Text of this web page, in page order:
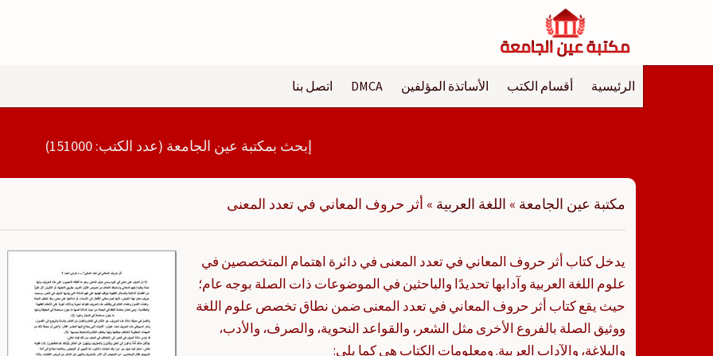
الرئيسية أقسام الكتب الأساتذة المؤلفين DMCA اتصل بنا
إبحث بمكتبة عين الجامعة (عدد الكتب: 151000)
مكتبة عين الجامعة » اللغة العربية » أثر حروف المعاني في تعدد المعنى
يدخل كتاب أثر حروف المعاني في تعدد المعنى في دائرة اهتمام المتخصصين في
علوم اللغة العربية وآدابها تحديدًا والباحثين في الموضوعات ذات الصلة بوجه عام؛
حيث يقع كتاب أثر حروف المعاني في تعدد المعنى ضمن نطاق تخصص علوم اللغة
ووثيق الصلة بالفروع الأخرى مثل الشعر، والقواعد النحوية، والصرف، والأدب،
والبلاغة، والآداب العربية. ومعلومات الكتاب هي كما يلي: